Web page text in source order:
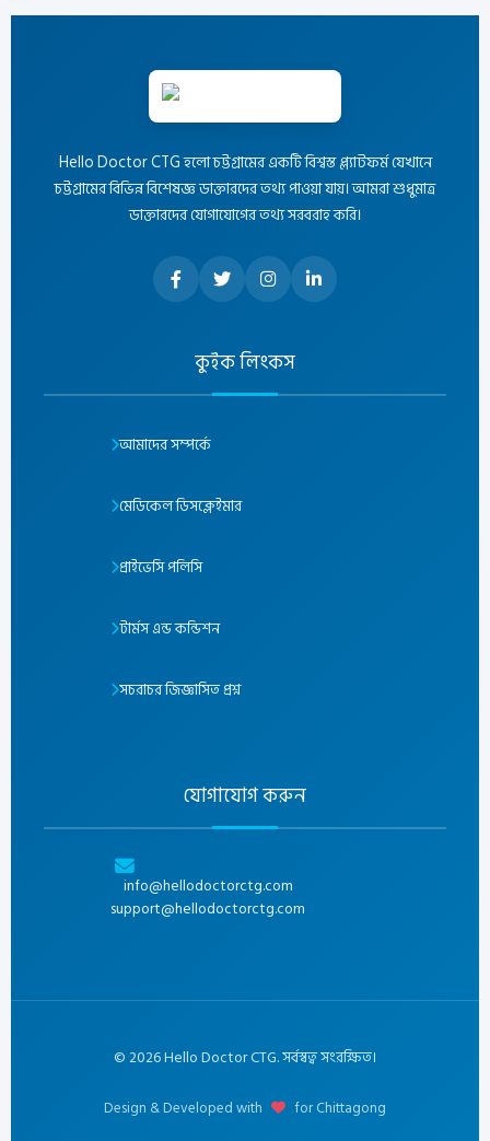
Hello Doctor CTG হলো চট্টগ্রামের একটি বিশ্বস্ত প্ল্যাটফর্ম যেখানে
চট্টগ্রামের বিভিন্ন বিশেষজ্ঞ ডাক্তারদের তথ্য পাওয়া যায়। আমরা শুধুমাত্র
ডাক্তারদের যোগাযোগের তথ্য সরবরাহ করি।
কুইক লিংকস
আমাদের সম্পর্কে
মেডিকেল ডিসক্লেইমার
প্রাইভেসি পলিসি
টার্মস এন্ড কন্ডিশন
সচরাচর জিজ্ঞাসিত প্রশ্ন
যোগাযোগ করুন
info@hellodoctorctg.com
support@hellodoctorctg.com
©2026Hello Doctor CTG. সর্বস্বত্ব সংরক্ষিত।
Design & Developed with for Chittagong